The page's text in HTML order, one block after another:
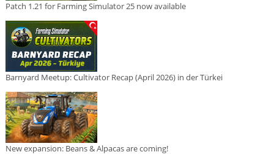
Patch 1.21 for Farming Simulator 25 now available
Barnyard Meetup: Cultivator Recap (April 2026) in der Türkei
New expansion: Beans & Alpacas are coming!